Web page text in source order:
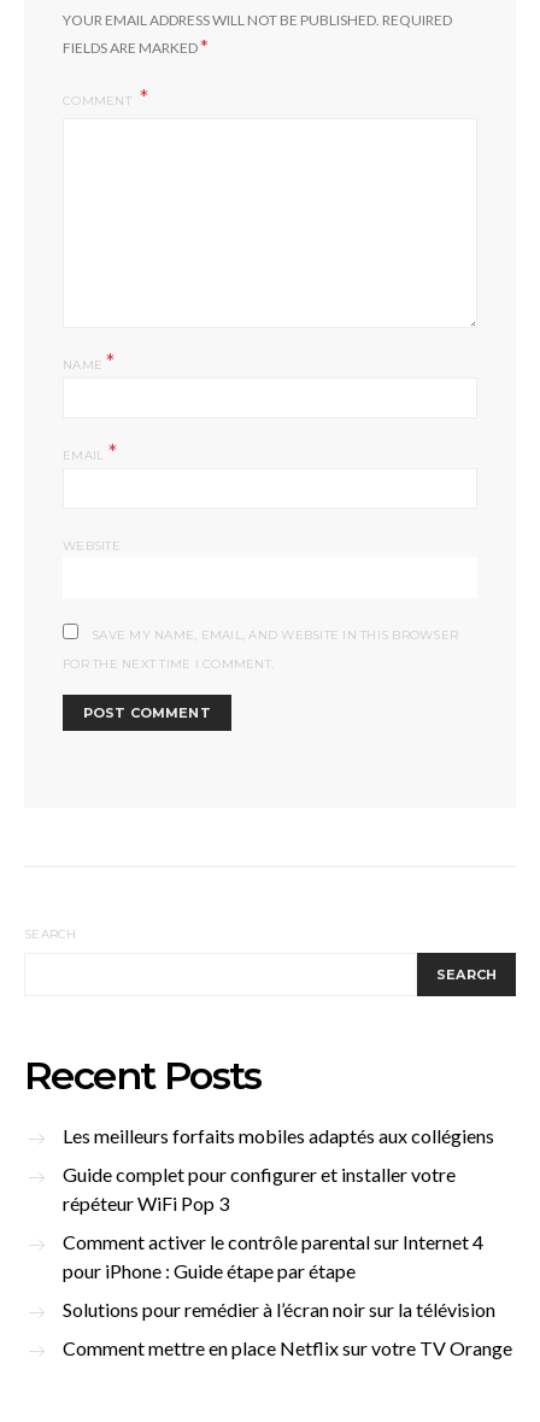
YOUR EMAIL ADDRESS WILL NOT BE PUBLISHED. REQUIRED
FIELDS ARE MARKED*
COMMENT
NAME *
EMAIL *
WEBSITE
SAVE MY NAME, EMAIL, AND WEBSITE IN THIS BROWSER
FOR THE NEXT TIME I COMMENT.
SEARCH
SEARCH
Recent Posts
Les meilleurs forfaits mobiles adaptés aux collégiens
Guide complet pour configurer et installer votre
répéteur WiFi Pop 3
Comment activer le contrôle parental sur Internet 4
pour iPhone : Guide étape par étape
Solutions pour remédier à l’écran noir sur la télévision
Comment mettre en place Netflix sur votre TV Orange